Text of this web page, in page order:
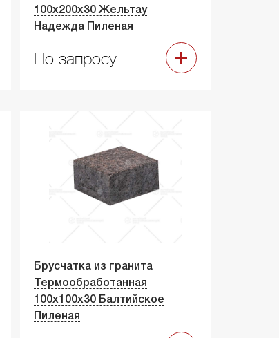
100х200х30 Жельтау
Надежда Пиленая
По запросу
Брусчатка из гранита
Термообработанная
100х100х30 Балтийское
Пиленая